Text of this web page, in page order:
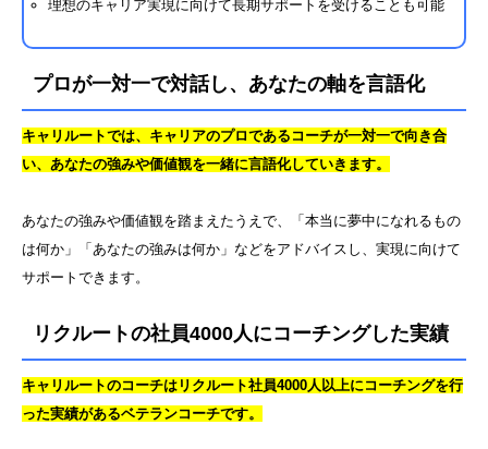
理想のキャリア実現に向けて長期サポートを受けることも可能
プロが一対一で対話し、あなたの軸を言語化
キャリルートでは、キャリアのプロであるコーチが一対一で向き合
い、あなたの強みや価値観を一緒に言語化していきます。
あなたの強みや価値観を踏まえたうえで、「本当に夢中になれるもの
は何か」「あなたの強みは何か」などをアドバイスし、実現に向けて
サポートできます。
リクルートの社員4000人にコーチングした実績
キャリルートのコーチはリクルート社員4000人以上にコーチングを行
った実績があるベテランコーチです。